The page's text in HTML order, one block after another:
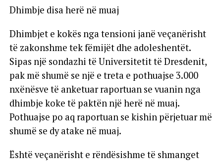
Dhimbje disa herë në muaj
Dhimbjet e kokës nga tensioni janë veçanërisht
të zakonshme tek fëmijët dhe adoleshentët.
Sipas një sondazhi të Universitetit të Dresdenit,
pak më shumë se një e treta e pothuajse 3.000
nxënësve të anketuar raportuan se vuanin nga
dhimbje koke të paktën një herë në muaj.
Pothuajse po aq raportuan se kishin përjetuar më
shumë se dy atake në muaj.
Është veçanërisht e rëndësishme të shmanget